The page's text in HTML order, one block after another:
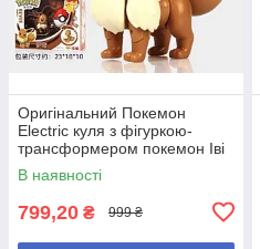
Оригінальний Покемон
Electric куля з фігуркою-
трансформером покемон Іві
пошкоджена коробка
В наявності
799,20 ₴ 999 ₴